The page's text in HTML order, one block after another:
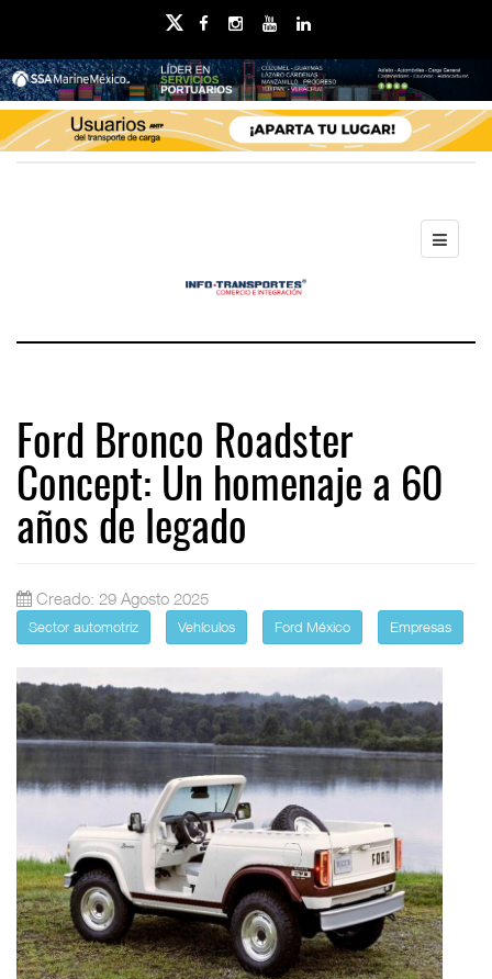
Ford Bronco Roadster
Concept: Un homenaje a 60
años de legado
Creado: 29 Agosto 2025
Sector automotriz Vehículos Ford México Empresas